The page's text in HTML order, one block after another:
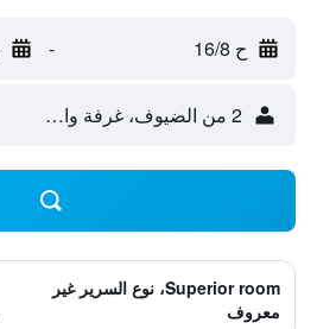
ح 16/8 -
2 من الضيوف، غرفة واحدة
Superior room، نوع السرير غير
معروف